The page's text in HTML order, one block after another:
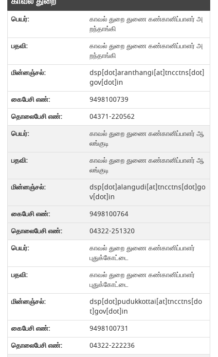
காவல் துறை துணை கண்கானிப்பாளர் அ
றந்தாங்கி
காவல் துறை துணை கண்கானிப்பாளர் அ
றந்தாங்கி
dsp[dot]aranthangi[at]tncctns[dot]
gov[dot]in
9498100739
04371-220562
காவல் துறை துணை கண்கானிப்பாளர் ஆ
லங்குடி
காவல் துறை துணை கண்கானிப்பாளர் ஆ
லங்குடி
dsp[dot]alangudi[at]tncctns[dot]go
v[dot]in
9498100764
04322-251320
காவல் துறை துணை கண்கானிப்பாளர்
புதுக்கோட்டை
காவல் துறை துணை கண்கானிப்பாளர்
புதுக்கோட்டை
dsp[dot]pudukkottai[at]tncctns[do
t]gov[dot]in
9498100731
04322-222236